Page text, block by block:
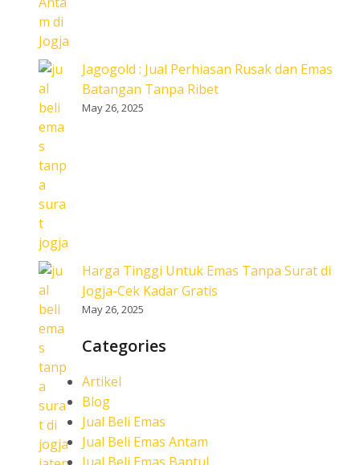
Jagogold : Jual Perhiasan Rusak dan Emas
Batangan Tanpa Ribet
May 26, 2025
Harga Tinggi Untuk Emas Tanpa Surat di
Jogja-Cek Kadar Gratis
May 26, 2025
Categories
Artikel
Blog
Jual Beli Emas
Jual Beli Emas Antam